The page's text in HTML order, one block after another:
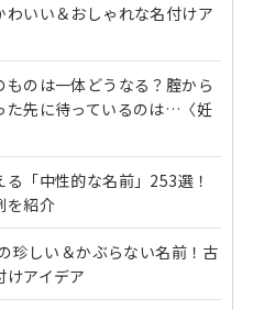
わいい＆おしゃれな名付けア
のは一体どうなる？腟から
た先に待っているのは…〈妊
「中性的な名前」253選！
を紹介
珍しい＆かぶらない名前！古
けアイデア